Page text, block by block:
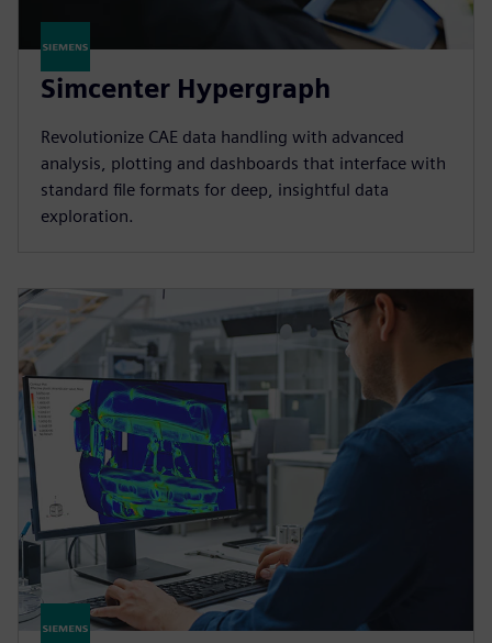
Simcenter Hypergraph
Revolutionize CAE data handling with advanced
analysis, plotting and dashboards that interface with
standard file formats for deep, insightful data
exploration.